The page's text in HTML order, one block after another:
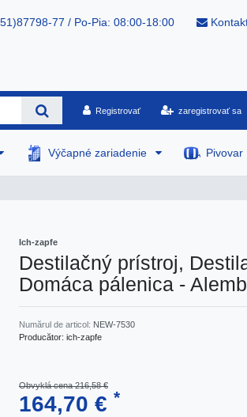
77 / Po-Pia: 08:00-18:00
Registrovať zaregistrovať sa
Výčapné zariadenie Pivovar
Ich-zapfe
Destilačný prístroj,
Domáca pálenica -
Numărul de articol: NEW-7530
Producător: ich-zapfe
Obvyklá cena 216,58 €
164,70 € *